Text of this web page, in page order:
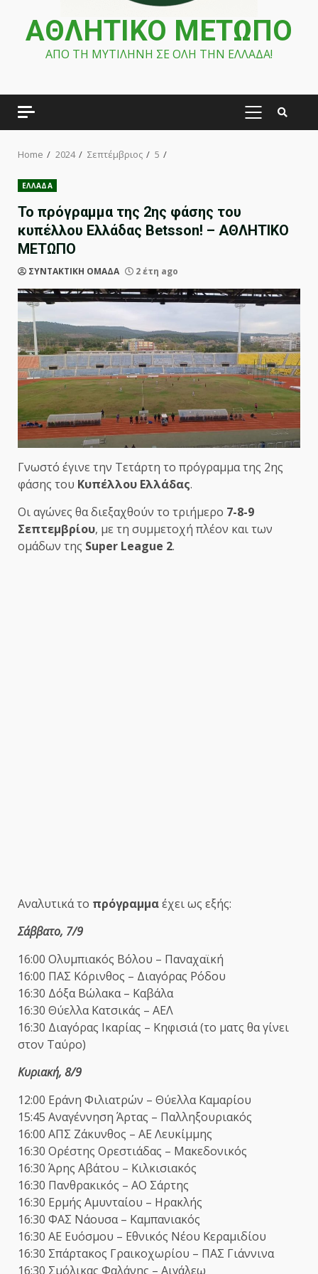
ΑΘΛΗΤΙΚΟ ΜΕΤΩΠΟ
ΑΠΟ ΤΗ ΜΥΤΙΛΗΝΗ ΣΕ ΟΛΗ ΤΗΝ ΕΛΛΑΔΑ!
PRIMARY
Home 2024 Σεπτέμβριος 5
ΕΛΛΑΔΑ
Το πρόγραμμα της 2ης φάσης του
κυπέλλου Ελλάδας Betsson! – ΑΘΛΗΤΙΚΟ
ΜΕΤΩΠΟ
ΣΥΝΤΑΚΤΙΚΗ ΟΜΑΔΑ 2 έτη ago
Γνωστό έγινε την Τετάρτη το πρόγραμμα της 2ης
φάσης του Κυπέλλου Ελλάδας.
Οι αγώνες θα διεξαχθούν το τριήμερο 7-8-9
Σεπτεμβρίου, με τη συμμετοχή πλέον και των
ομάδων της Super League 2.
Αναλυτικά το πρόγραμμαέχει ως εξής:
Σάββατο, 7/9
16:00 Ολυμπιακός Βόλου – Παναχαϊκή
16:00 ΠΑΣ Κόρινθος – Διαγόρας Ρόδου
16:30 Δόξα Βώλακα – Καβάλα
16:30 Θύελλα Κατσικάς – ΑΕΛ
16:30 Διαγόρας Ικαρίας – Κηφισιά (το ματς θα γίνει
στον Ταύρο)
Κυριακή, 8/9
12:00 Εράνη Φιλιατρών – Θύελλα Καμαρίου
15:45 Αναγέννηση Άρτας – Παλληξουριακός
16:00 ΑΠΣ Ζάκυνθος – ΑΕ Λευκίμμης
16:30 Ορέστης Ορεστιάδας – Μακεδονικός
16:30 Άρης Αβάτου – Κιλκισιακός
16:30 Πανθρακικός – ΑΟ Σάρτης
16:30 Ερμής Αμυνταίου – Ηρακλής
16:30 ΦΑΣ Νάουσα – Καμπανιακός
16:30 ΑΕ Ευόσμου – Εθνικός Νέου Κεραμιδίου
16:30 Σπάρτακος Γραικοχωρίου – ΠΑΣ Γιάννινα
16:30 Σμόλικας Φαλάνης – Αιγάλεω